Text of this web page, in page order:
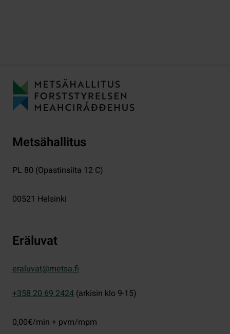
Metsähallitus
PL 80 (Opastinsilta 12 C)
00521 Helsinki
Eräluvat
eraluvat@metsa.fi
+358 20 69 2424 (arkisin klo 9-15)
0,00€/min + pvm/mpm